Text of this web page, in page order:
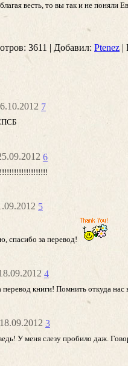
весть, то вы так и не поняли
3611 | Добавил: Ptenez |
7
6
5
спасибо за перевод!
4
книги! Помнить откуда нас
3
У меня слезу пробило даж.